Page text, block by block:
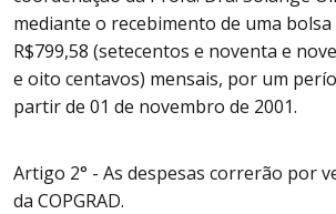
mediante o recebimento de uma
R$799,58 (setecentos e noventa e
e oito centavos) mensais, por um
partir de 01 de novembro de 2001.
Artigo 2° - As despesas correrão por
da COPGRAD.